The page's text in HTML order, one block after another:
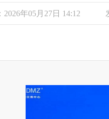
2026年05月27日 14:12